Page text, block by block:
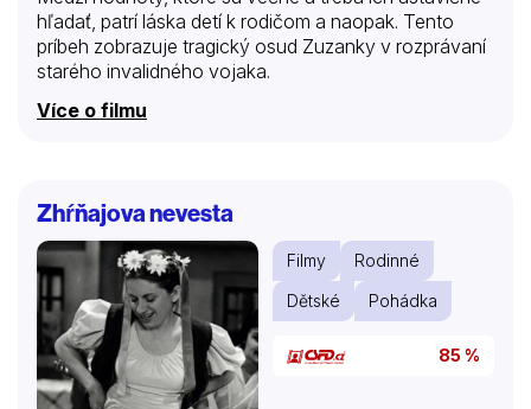
hľadať, patrí láska detí k rodičom a naopak. Tento
príbeh zobrazuje tragický osud Zuzanky v rozprávaní
starého invalidného vojaka.
Více o filmu
Zhŕňajova nevesta
Filmy
Rodinné
Dětské
Pohádka
85 %